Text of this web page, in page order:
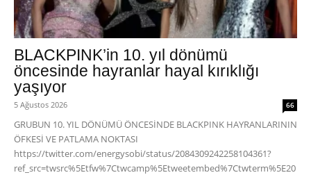
BLACKPINK’in 10. yıl dönümü
öncesinde hayranlar hayal kırıklığı
yaşıyor
5 Ağustos 2026 66
GRUBUN 10. YIL DÖNÜMÜ ÖNCESİNDE BLACKPINK HAYRANLARININ
ÖFKESİ VE PATLAMA NOKTASI
https://twitter.com/energysobi/status/2084309242258104361?
ref_src=twsrc%5Etfw%7Ctwcamp%5Etweetembed%7Ctwterm%5E20